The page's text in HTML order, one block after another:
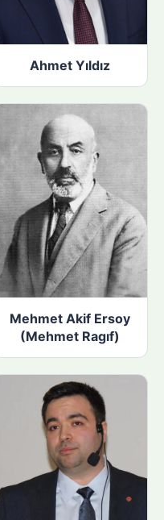
Ahmet Yıldız
Mehmet Akif Ersoy
(Mehmet Ragıf)